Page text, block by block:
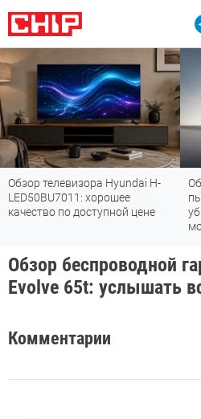
Обзор телевизора Hyundai H-
LED50BU7011: хорошее
качество по доступной цене
Обзор беспроводной
Evolve 65t: услышать
Комментарии